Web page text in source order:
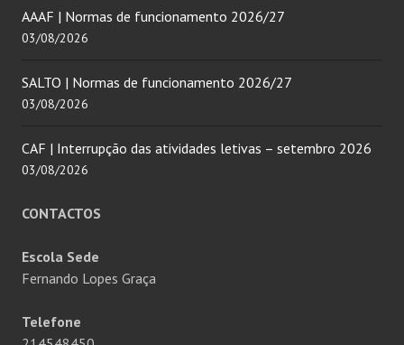
AAAF | Normas de funcionamento 2026/27
03/08/2026
SALTO | Normas de funcionamento 2026/27
03/08/2026
CAF | Interrupção das atividades letivas – setembro 2026
03/08/2026
CONTACTOS
Escola Sede
Fernando Lopes Graça
Telefone